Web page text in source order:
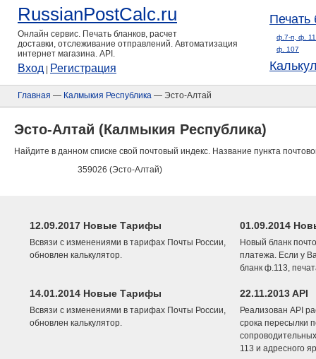
RussianPostCalc.ru
Онлайн сервис. Печать бланков, расчет
доставки, отслеживание отправлений. Автоматизация
интернет магазина. API.
Вход Регистрация
Печать
ф.7-п, ф.
ф. 107
Главная — Калмыкия Республика — Эсто-Алтай
Эсто-Алтай (Калмыкия Республика)
Найдите в данном списке свой почтовый индекс. Название пункта
359026 (Эсто-Алтай)
12.09.2017 Новые Тарифы
Всвязи с изменениями в тарифах Почты России,
обновлен калькулятор.
01.09.2014
Новый бланк
платежа. Если у
бланк ф.113,
14.01.2014 Новые Тарифы
Всвязи с изменениями в тарифах Почты России,
обновлен калькулятор.
22.11.2013 API
Реализован API
срока пересылки
113 и адресного